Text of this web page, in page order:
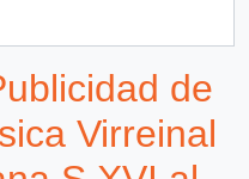
de
Virreinal